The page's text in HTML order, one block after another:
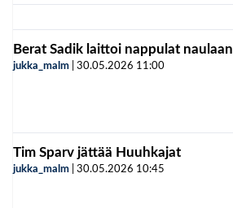
Berat Sadik laittoi nappulat naulaan
jukka_malm 30.05.2026 11:00
Tim Sparv jättää Huuhkajat
jukka_malm 30.05.2026 10:45